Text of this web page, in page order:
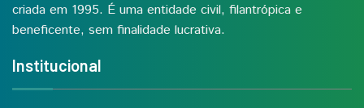
criada em 1995. É uma entidade civil, filantrópica e
beneficente, sem finalidade lucrativa.
Institucional